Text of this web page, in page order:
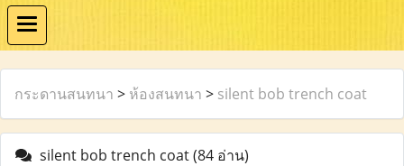
กระดานสนทนา > ห้องสนทนา > silent bob trench coat
silent bob trench coat(84 อ่าน)